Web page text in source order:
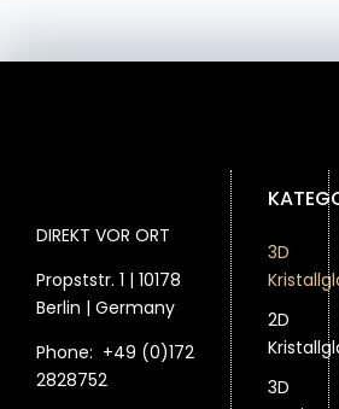
DIREKT VOR ORT
Propststr. 1 | 10178
Berlin | Germany
Phone: +49 (0)172
2828752
3D
2D
3D